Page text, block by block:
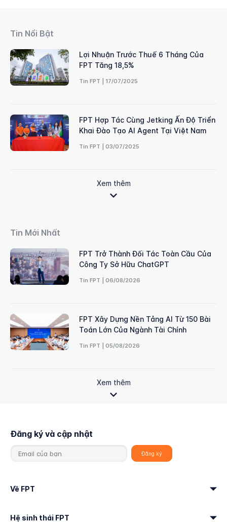
Tin Nổi Bật
Lợi Nhuận Trước Thuế 6 Tháng Của
FPT Tăng 18,5%
Tin FPT | 17/07/2025
FPT Hợp Tác Cùng Jetking Ấn Độ Triển
Khai Đào Tạo AI Agent Tại Việt Nam
Tin FPT | 03/07/2025
Xem thêm
Tin Mới Nhất
FPT Trở Thành Đối Tác Toàn Cầu Của
Công Ty Sở Hữu ChatGPT
Tin FPT | 06/08/2026
FPT Xây Dựng Nền Tảng AI Từ 150 Bài
Toán Lớn Của Ngành Tài Chính
Tin FPT | 05/08/2026
Xem thêm
Đăng ký và cập nhật
Về FPT
Hệ sinh thái FPT